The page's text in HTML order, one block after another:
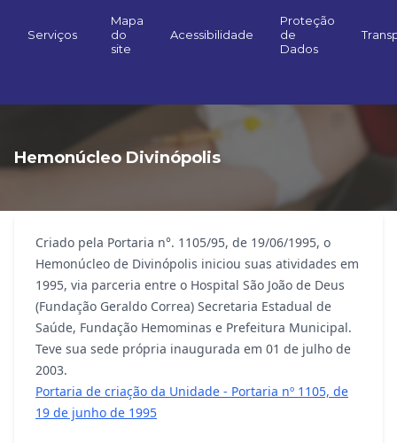
Serviços
Mapa
do
site
Acessibilidade
Proteção
de
Dados
Hemonúcleo Divinópolis
Criado pela Portaria n°. 1105/95, de 19/06/1995, o
Hemonúcleo de Divinópolis iniciou suas atividades em
1995, via parceria entre o Hospital São João de Deus
(Fundação Geraldo Correa) Secretaria Estadual de
Saúde, Fundação Hemominas e Prefeitura Municipal.
Teve sua sede própria inaugurada em 01 de julho de
2003.
Portaria de criação da Unidade - Portaria nº 1105, de
19 de junho de 1995